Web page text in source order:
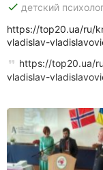
done детский
https://top20.ua/ru/
vladislav-
https://top20.ua/
vladislav-